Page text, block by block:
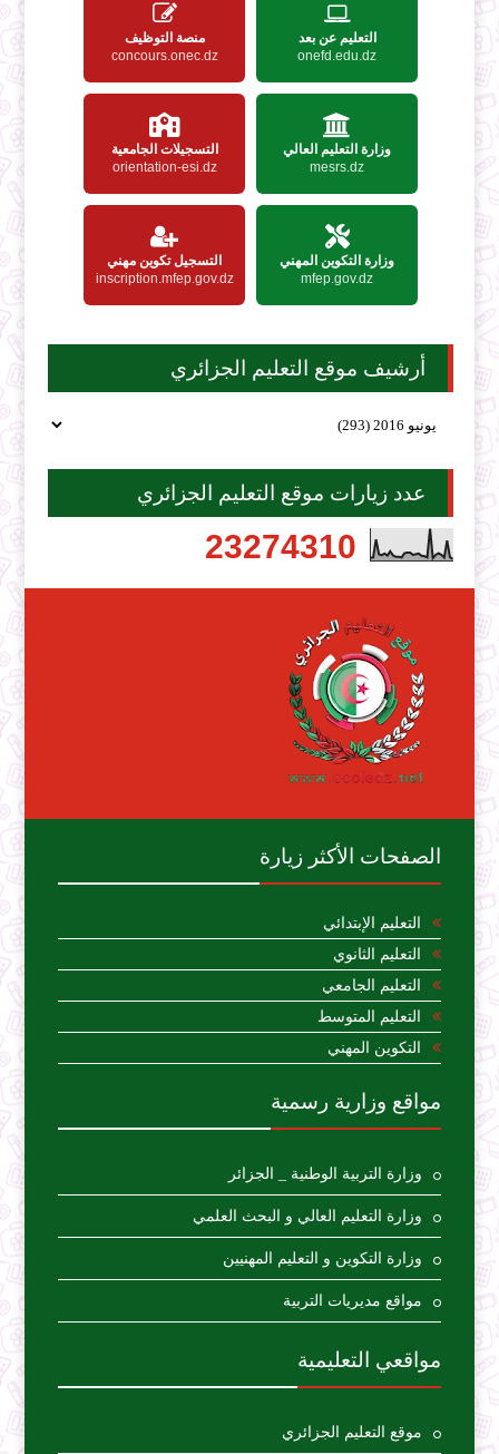
التعليم عن بعد
onefd.edu.dz
منصة التوظيف
concours.onec.dz
وزارة التعليم العالي
mesrs.dz
التسجيلات الجامعية
orientation-esi.dz
وزارة التكوين المهني
mfep.gov.dz
التسجيل تكوين مهني
inscription.mfep.gov.dz
أرشيف موقع التعليم الجزائري
عدد زيارات موقع التعليم الجزائري
23274310
الصفحات الأكثر زيارة
التعليم الإبتدائي
التعليم الثانوي
التعليم الجامعي
التعليم المتوسط
التكوين المهني
مواقع وزارية رسمية
وزارة التربية الوطنية _ الجزائر
وزارة التعليم العالي و البحث العلمي
وزارة التكوين و التعليم المهنيين
مواقع مديريات التربية
مواقعي التعليمية
موقع التعليم الجزائري